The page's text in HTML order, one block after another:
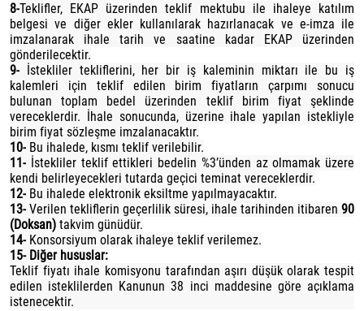
8-Teklifler, EKAP üzerinden teklif mektubu ile ihaleye katılım
belgesi ve diğer ekler kullanılarak hazırlanacak ve e-imza ile
imzalanarak ihale tarih ve saatine kadar EKAP üzerinden
gönderilecektir.
9- İstekliler tekliflerini, her bir iş kaleminin miktarı ile bu iş
kalemleri için teklif edilen birim fiyatların çarpımı sonucu
bulunan toplam bedel üzerinden teklif birim fiyat şeklinde
vereceklerdir. İhale sonucunda, üzerine ihale yapılan istekliyle
birim fiyat sözleşme imzalanacaktır.
10- Bu ihalede, kısmı teklif verilebilir.
11- İstekliler teklif ettikleri bedelin %3’ünden az olmamak üzere
kendi belirleyecekleri tutarda geçici teminat vereceklerdir.
12- Bu ihalede elektronik eksiltme yapılmayacaktır.
13- Verilen tekliflerin geçerlilik süresi, ihale tarihinden itibaren 90
(Doksan) takvim günüdür.
14- Konsorsiyum olarak ihaleye teklif verilemez.
15- Diğer hususlar:
Teklif fiyatı ihale komisyonu tarafından aşırı düşük olarak tespit
edilen isteklilerden Kanunun 38 inci maddesine göre açıklama
istenecektir.